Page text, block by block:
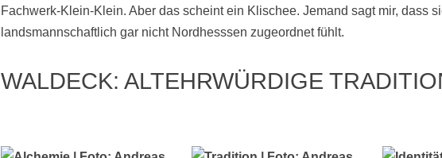
Fachwerk-Klein-Klein. Aber das scheint ein Klischee. Jemand sagt mir, dass
landsmannschaftlich gar nicht Nordhesssen zugeordnet fühlt.
WALDECK: ALTEHRWÜRDIGE